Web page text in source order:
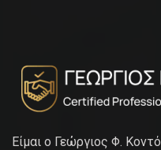
Είμαι ο Γεώργιος Φ.